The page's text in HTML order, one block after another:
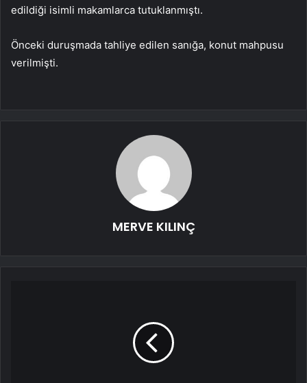
edildiği isimli makamlarca tutuklanmıştı.
Önceki duruşmada tahliye edilen sanığa, konut mahpusu
verilmişti.
MERVE KILINÇ